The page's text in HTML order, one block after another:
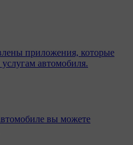
приложения, которые
автомобиля.
вы можете